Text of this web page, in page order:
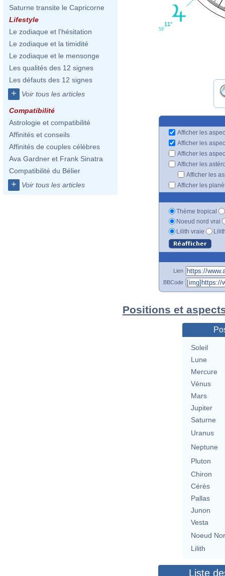
Saturne transite le Capricorne
Lifestyle
Le zodiaque et l'hésitation
Le zodiaque et la timidité
Le zodiaque et le mensonge
Les qualités des 12 signes
Les défauts des 12 signes
+ Voir tous les articles
Compatibilité
Astrologie et compatibilité
Affinités et conseils
Affinités de couples célèbres
Ava Gardner et Frank Sinatra
Compatibilité du Bélier
+ Voir tous les articles
11°
58'
Afficher les
Afficher les
Afficher les
Afficher les
Afficher les
Afficher les
Thème tropical
Noeud nord vrai
Lilith vraie
Lien
BBCode
Positions et
Soleil
Lune
Mercure
Vénus
Mars
Jupiter
Saturne
Uranus
Neptune
Pluton
Chiron
Cérès
Pallas
Junon
Vesta
Noeud
Lilith
Liste